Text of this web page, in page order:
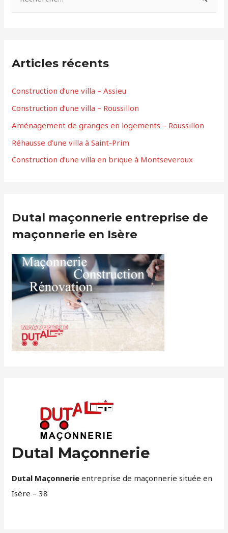
Articles récents
Construction d’une villa – Assieu
Construction d’une villa – Roussillon
Aménagement de granges en logements – Roussillon
Réhausse d’une villa à Saint-Prim
Construction d’une villa en brique à Montseveroux
Dutal maçonnerie entreprise de
maçonnerie en Isère
Dutal Maçonnerie
Dutal Maçonnerie entreprise de maçonnerie située en
Isère – 38